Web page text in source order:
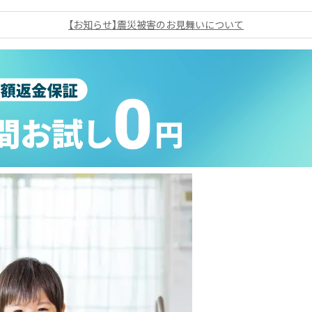
【お知らせ】震災被害のお見舞いについて